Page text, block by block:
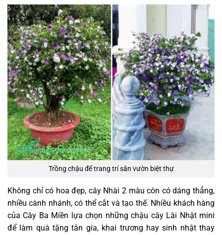
Trồng chậu để trang trí sân vườn biệt thự
Không chỉ có hoa đẹp, cây Nhài 2 màu còn có dáng thẳng,
nhiều cành nhánh, có thể cắt và tạo thế. Nhiều khách hàng
của Cây Ba Miền lựa chọn những chậu cây Lài Nhật mini
để làm quà tặng tân gia, khai trương hay sinh nhật thay